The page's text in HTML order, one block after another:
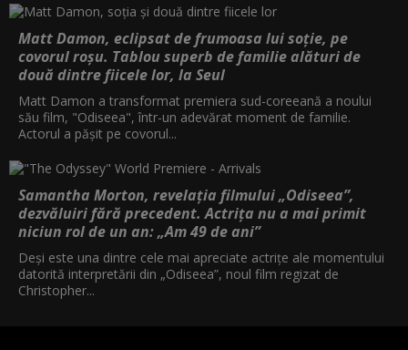
Matt Damon, eclipsat de frumoasa lui soție, pe
covorul roșu. Tablou superb de familie alături de
două dintre fiicele lor, la Seul
Matt Damon a transformat premiera sud-coreeană a noului
său film, "Odiseea", într-un adevărat moment de familie.
Actorul a pășit pe covorul...
Samantha Morton, revelația filmului „Odiseea”,
dezvăluiri fără precedent. Actrița nu a mai primit
niciun rol de un an: „Am 49 de ani”
Deși este una dintre cele mai apreciate actrițe ale momentului
datorită interpretării din „Odiseea”, noul film regizat de
Christopher...